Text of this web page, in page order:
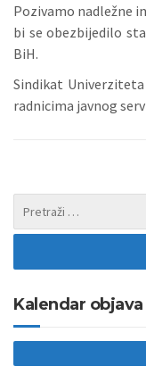
Pozivamo nadležne
bi se obezbijedilo
BiH.
Sindikat
radnicima javnog
Kalendar objava